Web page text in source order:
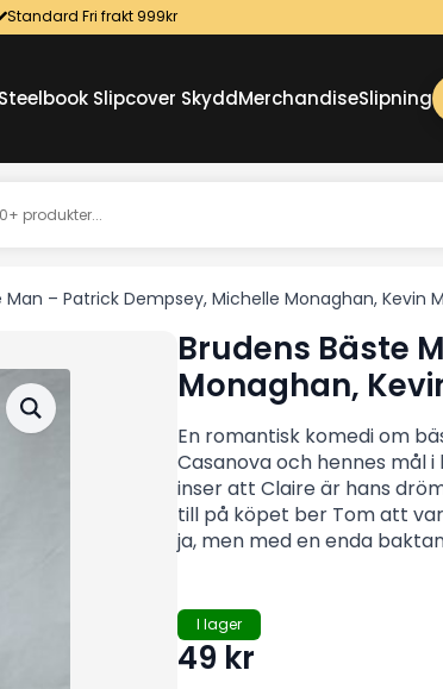
Standard Fri frakt 999kr
Slipcover SkyddMerchandiseSlipning
Man – Patrick Dempsey, Michelle Monaghan, Kevin
Brudens Bäste
Monaghan,
En romantisk komedi om
Casanova och hennes mål
inser att Claire är hans
till på köpet ber Tom att
ja, men med en enda
I lager
49 kr